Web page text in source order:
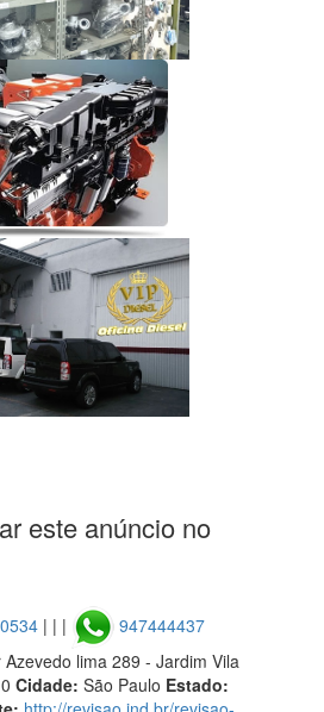
este anúncio no
| | |
947444437
Azevedo lima 289 - Jardim Vila
Cidade: São Paulo Estado: